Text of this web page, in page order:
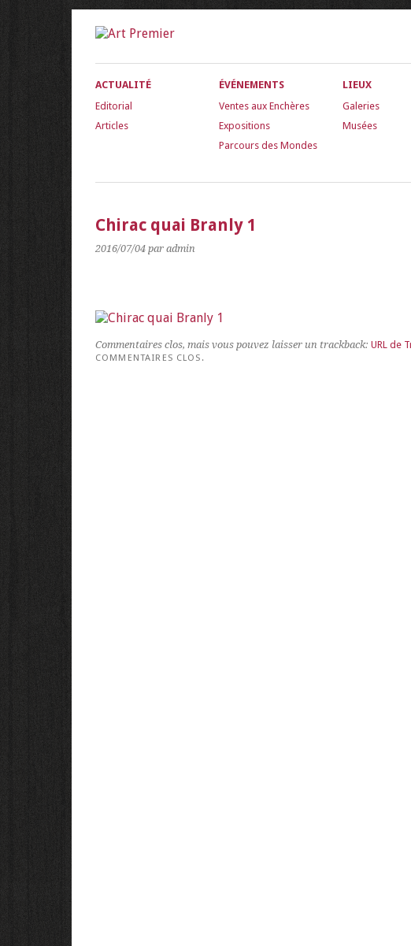
ACTUALITÉ
Editorial
Articles
ÉVÉNEMENTS
Ventes aux Enchères
Expositions
Parcours des Mondes
LIEUX
Galeries
Musées
Chirac quai Branly 1
2016/07/04 par admin
Commentaires clos, mais vous pouvez laisser un trackback: URL de
COMMENTAIRES CLOS.